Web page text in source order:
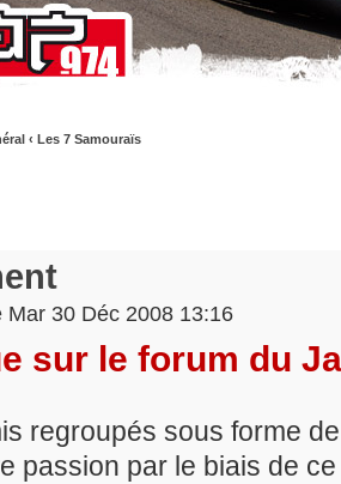
‹ Les 7 Samouraïs
Mar 30 Déc 2008 13:16
sur le forum du
regroupés sous forme
passion par le biais de